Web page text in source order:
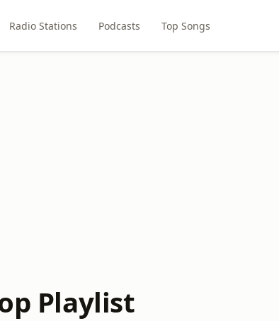
Radio Stations Podcasts Top Songs
Playlist